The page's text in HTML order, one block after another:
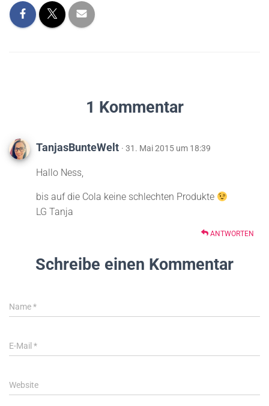
1 Kommentar
TanjasBunteWelt · 31. Mai 2015 um 18:39
Hallo Ness,
bis auf die Cola keine schlechten Produkte
LG Tanja
ANTWORTEN
Schreibe einen Kommentar
Name*
E-Mail *
Website